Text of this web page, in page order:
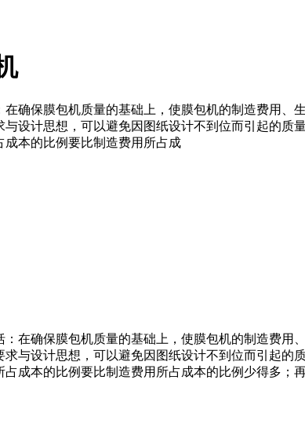
确保膜包机质量的基础上，使膜包机的制造费用
设计思想，可以避免因图纸设计不到位而引起的
本的比例要比制造费用所占成
在确保膜包机质量的基础上，使膜包机的制造费用
与设计思想，可以避免因图纸设计不到位而引起的
成本的比例要比制造费用所占成本的比例少得多